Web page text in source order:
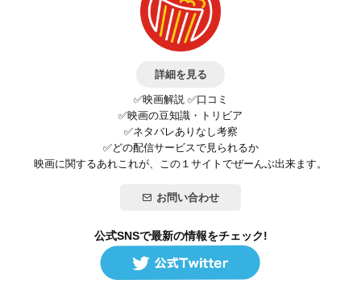
詳細を見る
✅映画解説 ✅口コミ
✅映画の豆知識・トリビア
✅ネタバレありなし考察
✅どの配信サービスで見られるか
映画に関するあれこれが、この１サイトでぜーんぶ出来ます。
お問い合わせ
公式SNSで最新の情報をチェック!